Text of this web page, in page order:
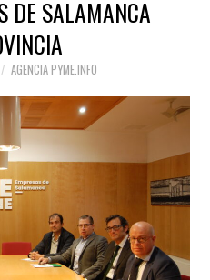
DE SALAMANCA
AGENCIA PYME.INFO